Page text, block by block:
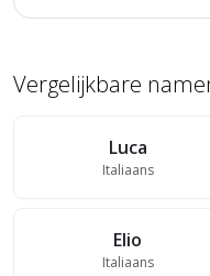
Vergelijkbare
Luca
Italiaans
Elio
Italiaans